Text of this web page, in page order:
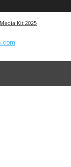
Media Kit 2025